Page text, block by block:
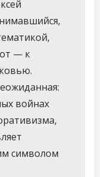
— к
войнах
символом